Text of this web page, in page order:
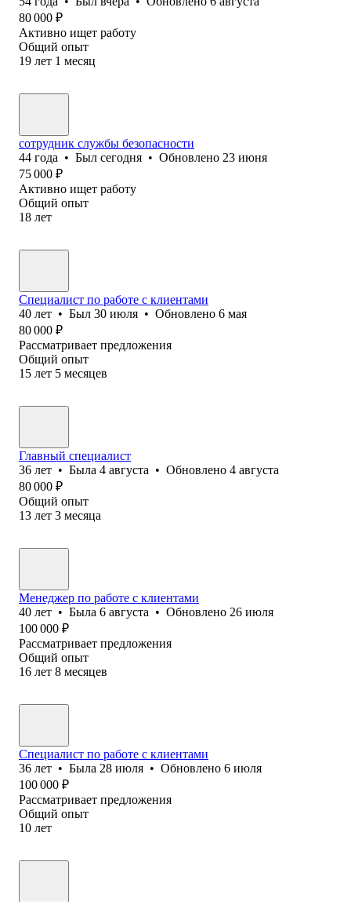
80 000 ₽
Активно ищет работу
Общий опыт
19 лет 1 месяц
сотрудник службы безопасности
44 года • Был сегодня • Обновлено 23 июня
75 000 ₽
Активно ищет работу
Общий опыт
18 лет
Специалист по работе с клиентами
40 лет • Был 30 июля • Обновлено 6 мая
80 000 ₽
Рассматривает предложения
Общий опыт
15 лет 5 месяцев
Главный специалист
36 лет • Была 4 августа • Обновлено 4 августа
80 000 ₽
Общий опыт
13 лет 3 месяца
Менеджер по работе с клиентами
40 лет • Была 6 августа • Обновлено 26 июля
100 000 ₽
Рассматривает предложения
Общий опыт
16 лет 8 месяцев
Специалист по работе с клиентами
36 лет • Была 28 июля • Обновлено 6 июля
100 000 ₽
Рассматривает предложения
Общий опыт
10 лет